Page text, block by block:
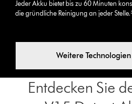
Jeder Akku bietet bis zu 60 Minuten
die gründliche Reinigung an jeder
Weitere
Entdecken Sie